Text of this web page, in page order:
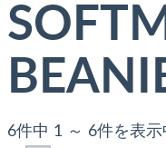
6件中 1 ～ 6件を表示